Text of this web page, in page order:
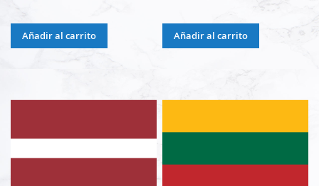
Añadir al carrito Añadir al carrito